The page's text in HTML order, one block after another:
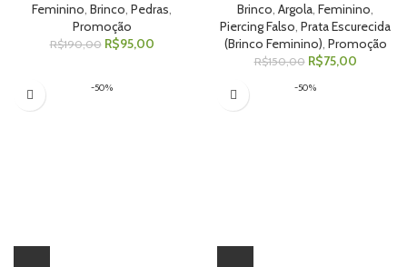
Feminino, Brinco, Pedras,
Promoção
R$190,00 R$95,00
Brinco, Argola, Feminino,
Piercing Falso, Prata Escurecida
(Brinco Feminino), Promoção
R$150,00 R$75,00
-50% -50%